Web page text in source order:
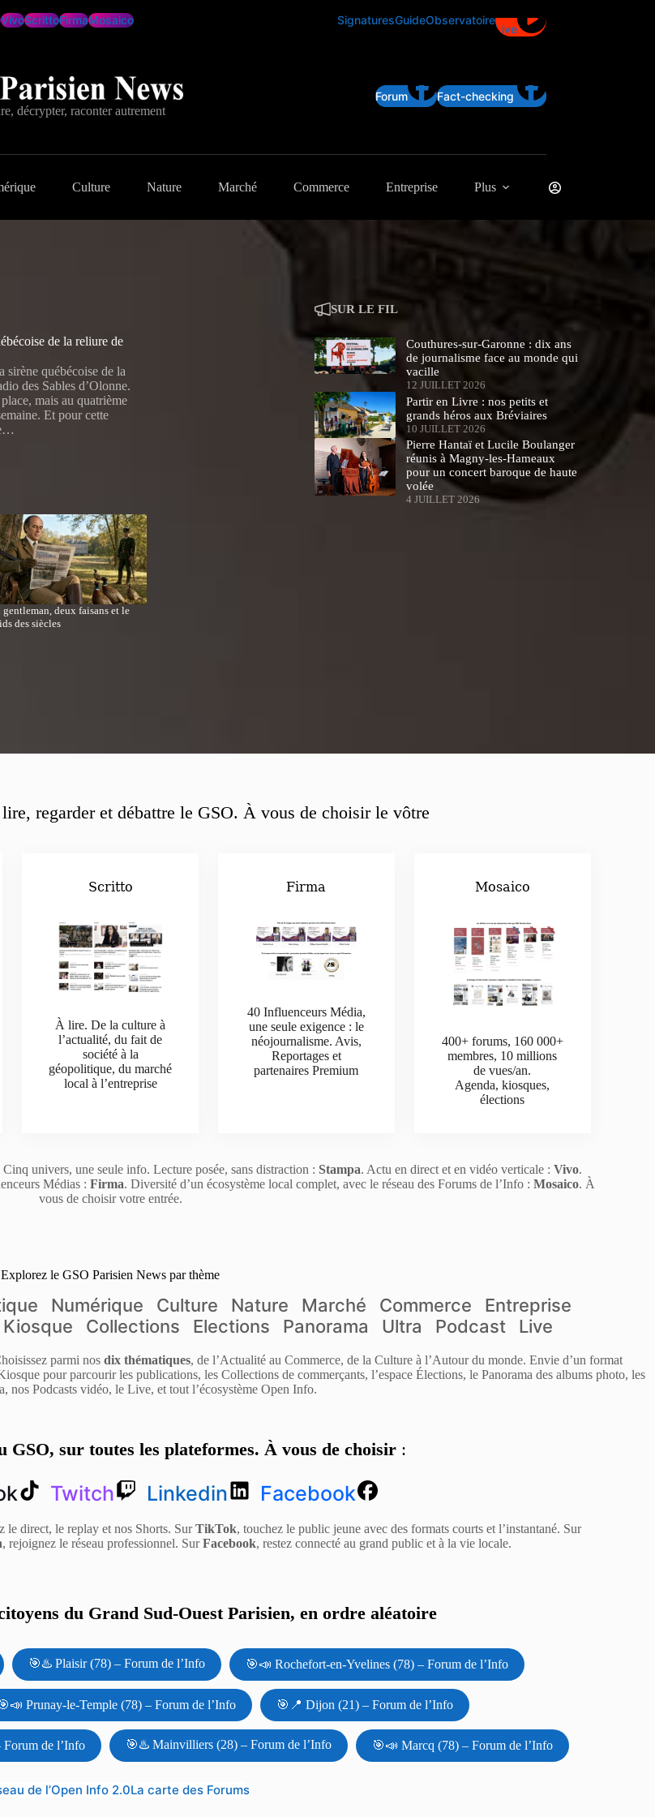
VivoScrittoFirmaMosaico SignaturesGuideObservatoire
Live
décrypter, raconter autrement
Forum Fact-checking
Culture Nature Marché Commerce Entreprise Plus
de la reliure de
québécoise de la
des Sables d’Olonne.
mais au quatrième
Et pour cette
gentleman, deux faisans et le
des siècles
SUR LE FIL
Couthures-sur-Garonne : dix ans
de journalisme face au monde qui
vacille
12 JUILLET 2026
Partir en Livre : nos petits et
grands héros aux Bréviaires
10 JUILLET 2026
Pierre Hantaï et Lucile Boulanger
réunis à Magny-les-Hameaux
pour un concert baroque de haute
volée
4 JUILLET 2026
regarder et débattre le GSO. À vous de choisir le vôtre
Scritto
À lire. De la culture à
l’actualité, du fait de
société à la
géopolitique, du marché
local à l’entreprise
Firma
40 Influenceurs Média,
une seule exigence : le
néojournalisme. Avis,
Reportages et
partenaires Premium
Mosaico
400+ forums, 160 000+
membres, 10 millions
de vues/an.
Agenda, kiosques,
élections
univers, une seule info. Lecture posée, sans distraction : Stampa. Actu en direct et en vidéo verticale : Vivo.
Médias : Firma. Diversité d’un écosystème local complet, avec le réseau des Forums de l’Info : Mosaico. À
vous de choisir votre entrée.
Explorez le GSO Parisien News par thème
Numérique Culture Nature Marché Commerce
Entreprise
Kiosque Collections Elections Panorama Ultra Podcast Live
parmi nos dix thématiques, de l’Actualité au Commerce, de la Culture à l’Autour du monde. Envie d’un format
pour parcourir les publications, les Collections de commerçants, l’espace Élections, le Panorama des albums photo, les
nos Podcasts vidéo, le Live, et tout l’écosystème Open Info.
GSO, sur toutes les plateformes. À vous de choisir:
Twitch Linkedin Facebook
le direct, le replay et nos Shorts. SurTikTok, touchez le public jeune avec des formats courts et l’instantané. Sur
, rejoignez le réseau professionnel. SurFacebook, restez connecté au grand public et à la vie locale.
du Grand Sud-Ouest Parisien, en ordre aléatoire
🎯♨️ Plaisir (78) – Forum de l’Info 🎯📣 Rochefort-en-Yvelines (78) – Forum de l’Info
Prunay-le-Temple (78) – Forum de l’Info 🎯📍 Dijon (21) – Forum de l’Info
de l’Info 🎯♨️ Mainvilliers (28) – Forum de l’Info 🎯📣 Marcq (78) – Forum de l’Info
de l’Open Info 2.0La carte des Forums